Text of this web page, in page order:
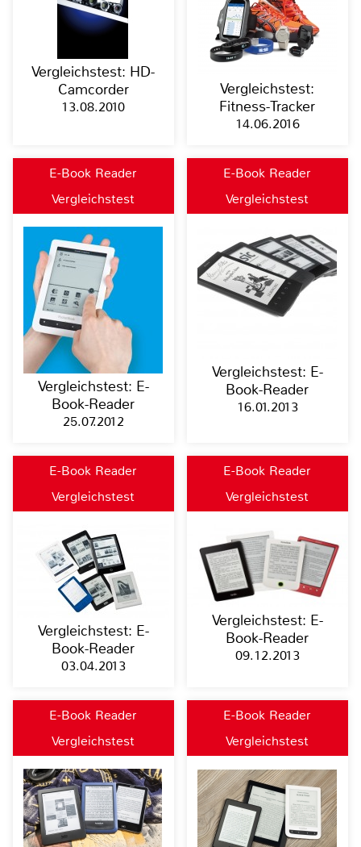
Vergleichstest: HD-
Camcorder
13.08.2010
Vergleichstest:
Fitness-Tracker
14.06.2016
E-Book Reader
Vergleichstest
Vergleichstest: E-
Book-Reader
25.07.2012
E-Book Reader
Vergleichstest
Vergleichstest: E-
Book-Reader
16.01.2013
E-Book Reader
Vergleichstest
Vergleichstest: E-
Book-Reader
03.04.2013
E-Book Reader
Vergleichstest
Vergleichstest: E-
Book-Reader
09.12.2013
E-Book Reader
Vergleichstest
E-Book Reader
Vergleichstest